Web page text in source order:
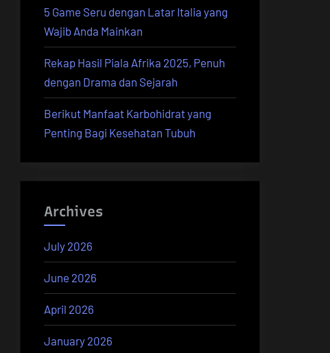
5 Game Seru dengan Latar Italia yang
Wajib Anda Mainkan
Rekap Hasil Piala Afrika 2025, Penuh
dengan Drama dan Sejarah
Berikut Manfaat Karbohidrat yang
Penting Bagi Kesehatan Tubuh
Archives
July 2026
June 2026
April 2026
January 2026